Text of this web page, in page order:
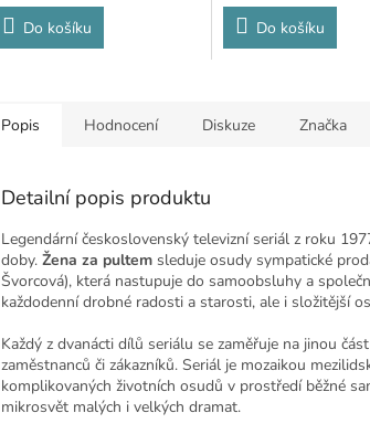
Do košíku Do košíku
Popis Hodnocení Diskuze Značka
Detailní popis produktu
Legendární československý televizní seriál z roku
doby. Žena za pultem sleduje osudy sympatické
Švorcová), která nastupuje do samoobsluhy a
každodenní drobné radosti a starosti, ale i složitější
Každý z dvanácti dílů seriálu se zaměřuje na jinou
zaměstnanců či zákazníků. Seriál je mozaikou
komplikovaných životních osudů v prostředí běžné
mikrosvět malých i velkých dramat.